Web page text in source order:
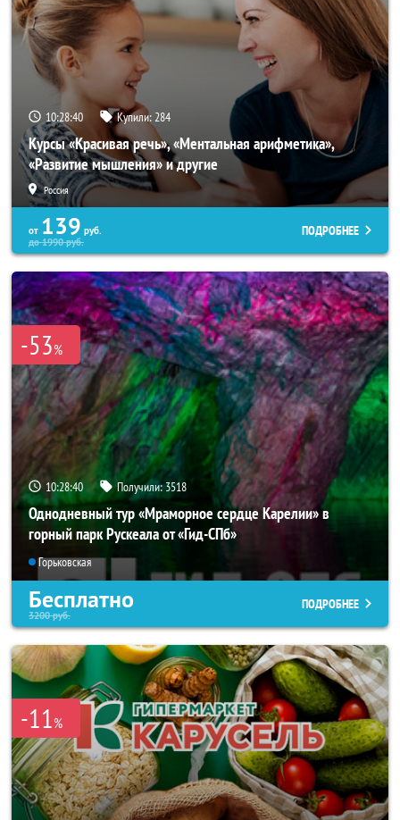
10:28:37 Купили:284
Курсы «Красивая речь», «Ментальная арифметика»,
«Развитие мышления» и другие
Россия
от 139 руб.
до1990руб.
ПОДРОБНЕЕ
-53%
10:28:37 Получили:3518
Однодневный тур «Мраморное сердце Карелии» в
горный парк Рускеала от «Гид-СПб»
Горьковская
Бесплатно
3200руб.
ПОДРОБНЕЕ
-11%